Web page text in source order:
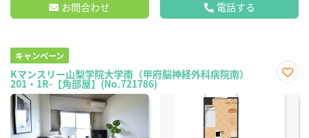
お問合わせ 電話する
キャンペーン
Kマンスリー山梨学院大学南（甲府脳神経外科病院南）
201・1R-【角部屋】(No.721786)
に入